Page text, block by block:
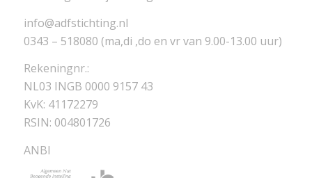
info@adfstichting.nl
0343 – 518080 (ma,di ,do en vr van 9.00-13.00 uur)
Rekeningnr.:
NL03 INGB 0000 9157 43
KvK: 41172279
RSIN: 004801726
ANBI